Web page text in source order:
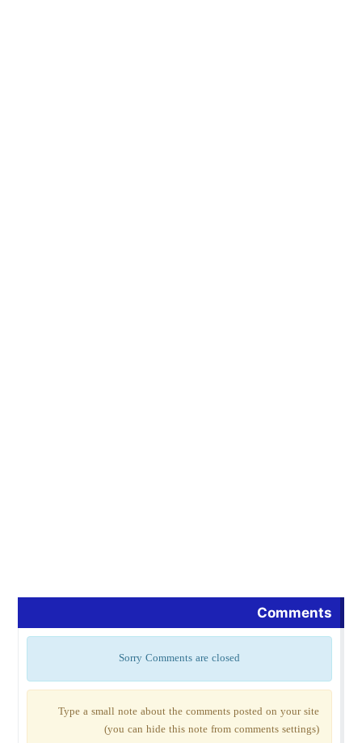
Comments
Sorry Comments are closed
Type a small note about the comments posted on your site
(you can hide this note from comments settings)